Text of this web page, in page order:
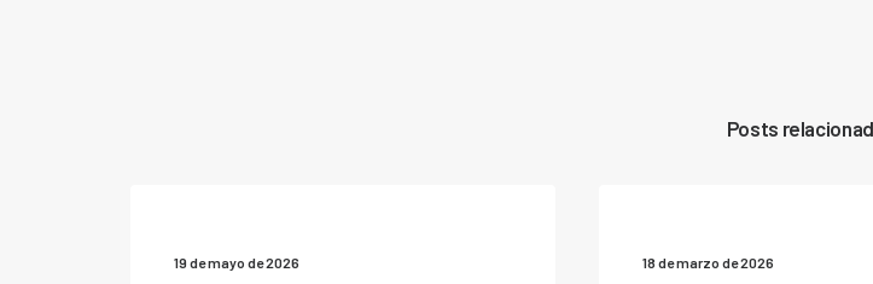
Posts
19 de mayo de 2026 18 de marzo de 2026